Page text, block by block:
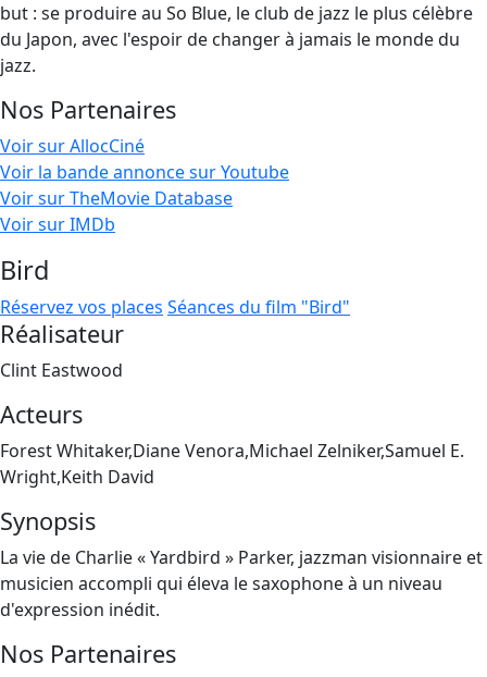
but : se produire au So Blue, le club de jazz le plus célèbre
du Japon, avec l'espoir de changer à jamais le monde du
jazz.
Nos Partenaires
Voir sur AllocCiné
Voir la bande annonce sur Youtube
Voir sur TheMovie Database
Voir sur IMDb
Bird
Réservez vos places Séances du film "Bird"
Réalisateur
Clint Eastwood
Acteurs
Forest Whitaker,Diane Venora,Michael Zelniker,Samuel E.
Wright,Keith David
Synopsis
La vie de Charlie « Yardbird » Parker, jazzman visionnaire et
musicien accompli qui éleva le saxophone à un niveau
d'expression inédit.
Nos Partenaires